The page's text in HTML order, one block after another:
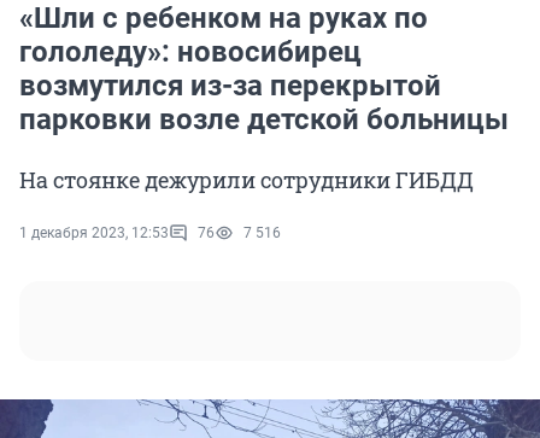
«Шли с ребенком на руках по
гололеду»: новосибирец
возмутился из-за перекрытой
парковки возле детской больницы
На стоянке дежурили сотрудники ГИБДД
1 декабря 2023, 12:53 76 7 516